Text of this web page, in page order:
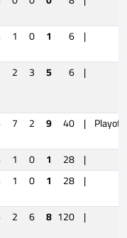
1 0 1 6 |
2 3 5 6 |
7 2 9 40 |
1 0 1 28 |
1 0 1 28 |
2 6 8 120 |